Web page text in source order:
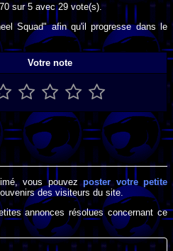
sur5 avec29 vote(s).
Squad" afin qu'il progresse dans le
Votre note
vous pouvezposter votre petite
des visiteurs du site.
annonces résolues concernant ce